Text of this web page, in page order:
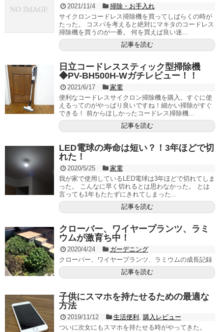
2021/11/4
掃除・お手入れ
サイクロンコードレス掃除機を買ってしばらくの時が
たった。 コスパを考えると絶対にマキタのコードレス
掃除機を買うのが一番。 何を買えば良い迷...
記事を読む
日立コードレススティック型掃除機
◆PV-BH500H-Wガチレビュー！！
2021/6/17
家電
便利なコードレスサイクロン掃除機を購入。すぐに使
えるってのがやっぱり良いですね！細かい掃除がすぐ
できる！ 前からほしかったコードレス掃除機...
記事を読む
LED電球の寿命は短い？！3年ほどで切
れた！
2020/5/25
家電
我が家で使用しているLED電球は3年ほどで切れてしま
った。 こんなに早く切れるとは思わなかった。 とは
言っても1年もたたずにきれてしまった...
記事を読む
クローバー、ワイヤープランツ、ラミ
ウムが激育ち中！
2020/4/24
ガーデニング
クローバー、ワイヤープランツ、ラミウムの成長記録
記事を読む
子供にスマホを持たせるための最適な
方法
2019/11/12 生活便利 , 購入レビュー
ついに次女にもスマホを持たせる時がやってきた。